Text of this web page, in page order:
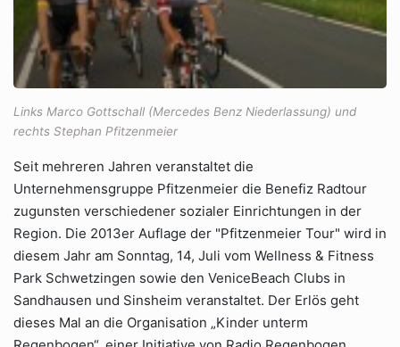
Links Marco Gottschall (Mercedes Benz Niederlassung) und
rechts Stephan Pfitzenmeier
Seit mehreren Jahren veranstaltet die
Unternehmensgruppe Pfitzenmeier die Benefiz Radtour
zugunsten verschiedener sozialer Einrichtungen in der
Region. Die 2013er Auflage der "Pfitzenmeier Tour" wird in
diesem Jahr am Sonntag, 14, Juli vom Wellness & Fitness
Park Schwetzingen sowie den VeniceBeach Clubs in
Sandhausen und Sinsheim veranstaltet. Der Erlös geht
dieses Mal an die Organisation „Kinder unterm